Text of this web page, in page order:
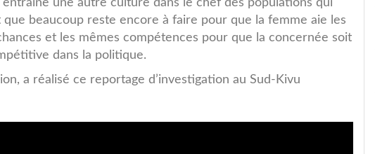
une autre culture dans le chef des populations qui
que beaucoup reste encore à faire pour que la femme aie les
et les mêmes compétences pour que la concernée soit
dans la politique.
a réalisé ce reportage d’investigation au Sud-Kivu